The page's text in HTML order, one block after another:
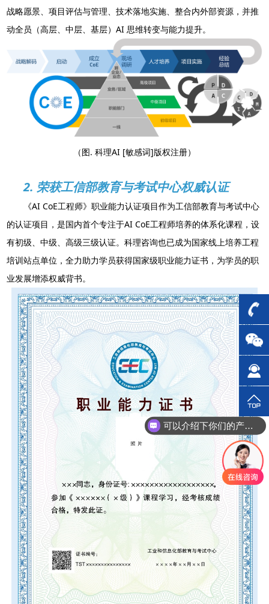
战略愿景、项目评估与管理、技术落地实施、整合内外部资源，并推
动全员（高层、中层、基层）AI 思维转变与能力提升。
（图. 科理AI [敏感词]版权注册）
2. 荣获工信部教育与考试中心权威认证
《AI CoE工程师》职业能力认证项目作为工信部教育与考试中心
的认证项目，是国内首个专注于AI CoE工程师培养的体系化课程，设
有初级、中级、高级三级认证。科理咨询也已成为国家线上培养工程
培训站点单位，全力助力学员获得国家级职业能力证书，为学员的职
业发展增添权威背书。
可以介绍下你们的产品么？